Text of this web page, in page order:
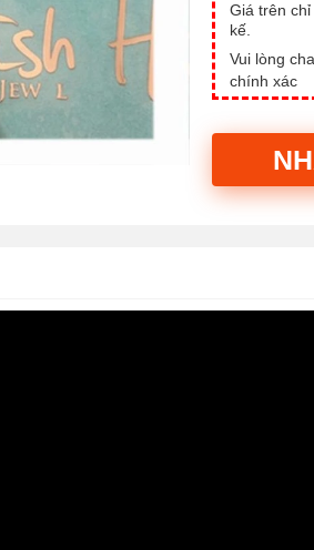
Giá trên
kế.
Vui lòng
chính xác